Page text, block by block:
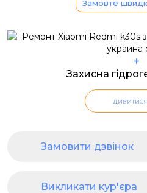
Замовте
+
Захисна
Замовити дзвінок
Викликати кур'єра